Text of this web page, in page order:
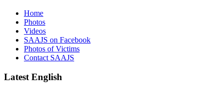
Home
Photos
Videos
SAAJS on Facebook
Photos of Victims
Contact SAAJS
Latest English